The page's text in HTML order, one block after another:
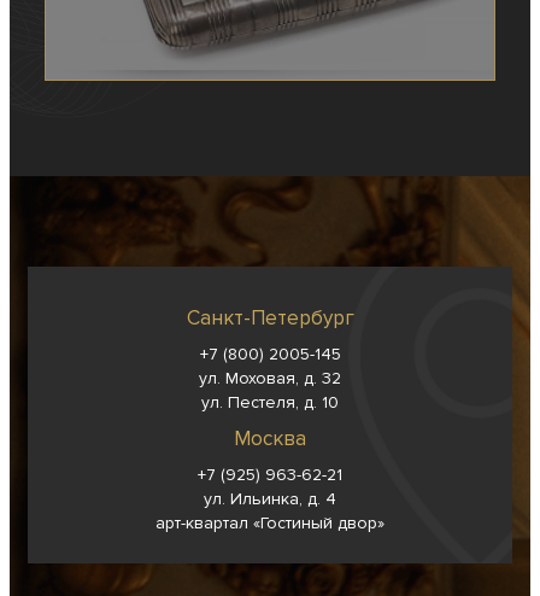
Санкт-Петербург
+7 (800) 2005-145
ул. Моховая, д. 32
ул. Пестеля, д. 10
Москва
+7 (925) 963-62-21
ул. Ильинка, д. 4
арт-квартал «Гостиный двор»